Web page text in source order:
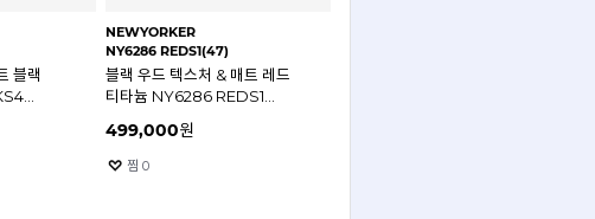
블랙
NEWYORKER
NY6286 REDS1(47)
블랙 우드 텍스처 & 매트 레드
티타늄 NY6286 REDS1
499,000원
찜 0